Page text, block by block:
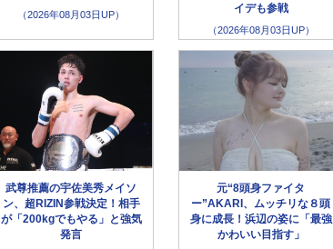
（2026年08月03日UP）
イデも参戦
（2026年08月03日UP）
武尊推薦の宇佐美秀メイソ
ン、超RIZIN参戦決定！相手
が「200kgでもやる」と強気
発言
元“8頭身ファイタ
ー”AKARI、ムッチリな８頭
身に成長！浜辺の姿に「最強
かわいい目指す」